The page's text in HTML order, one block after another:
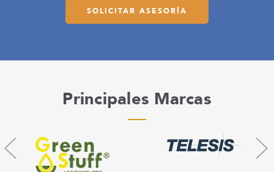
SOLICITAR ASESORÍA
Principales Marcas